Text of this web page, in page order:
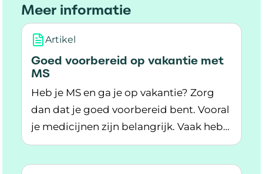
Meer informatie
Artikel
Goed voorbereid op vakantie met
MS
Heb je MS en ga je op vakantie? Zorg
dan dat je goed voorbereid bent. Vooral
je medicijnen zijn belangrijk. Vaak heb
je daarvoor een officiële verklaring
Lees meer over Goed voorbereid op vakantie